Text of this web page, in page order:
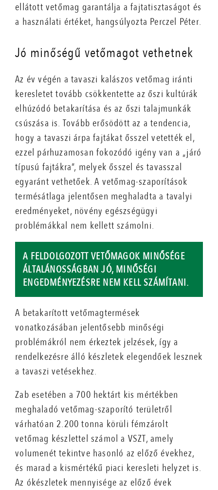
ellátott vetőmag garantálja a fajtatisztaságot és
a használati értéket, hangsúlyozta Perczel Péter.
Jó minőségű vetőmagot vethetnek
Az év végén a tavaszi kalászos vetőmag iránti
keresletet tovább csökkentette az őszi kultúrák
elhúzódó betakarítása és az őszi talajmunkák
csúszása is. Tovább erősödött az a tendencia,
hogy a tavaszi árpa fajtákat ősszel vetették el,
ezzel párhuzamosan fokozódó igény van a „járó
típusú fajtákra”, melyek ősszel és tavasszal
egyaránt vethetőek. A vetőmag-szaporítások
termésátlaga jelentősen meghaladta a tavalyi
eredményeket, növény egészségügyi
problémákkal nem kellett számolni.
A FELDOLGOZOTT VETŐMAGOK MINŐSÉGE
ÁLTALÁNOSSÁGBAN JÓ, MINŐSÉGI
ENGEDMÉNYEZÉSRE NEM KELL SZÁMÍTANI.
A betakarított vetőmagtermések
vonatkozásában jelentősebb minőségi
problémákról nem érkeztek jelzések, így a
rendelkezésre álló készletek elegendőek lesznek
a tavaszi vetésekhez.
Zab esetében a 700 hektárt kis mértékben
meghaladó vetőmag-szaporító területről
várhatóan 2.200 tonna körüli fémzárolt
vetőmag készlettel számol a VSZT, amely
volumenét tekintve hasonló az előző évekhez,
és marad a kismértékű piaci keresleti helyzet is.
Az ókészletek mennyisége az előző évek